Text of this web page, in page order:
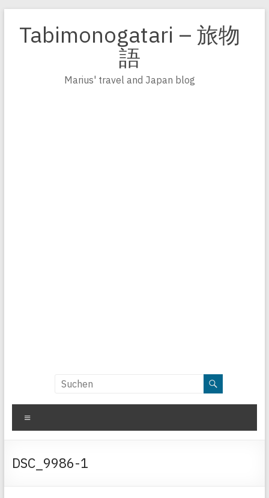
Inhalt
springen
Tabimonogatari – 旅物
語
Marius' travel and Japan blog
DSC_9986-1